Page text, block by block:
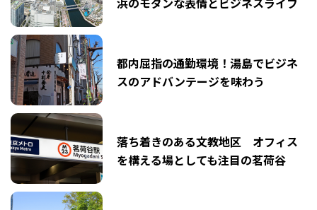
都内屈指の通勤環境！湯島でビジネ
スのアドバンテージを味わう
落ち着きのある文教地区 オフィス
を構える場としても注目の茗荷谷